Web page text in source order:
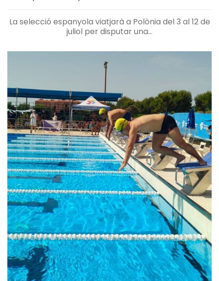
La selecció espanyola viatjarà a Polònia del 3 al 12 de
juliol per disputar una...